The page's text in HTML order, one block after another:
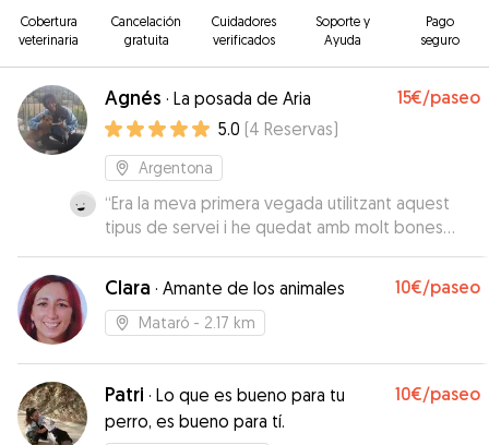
Cobertura
veterinaria
Cancelación
gratuita
Cuidadores
verificados
Soporte y
Ayuda
Pago
seguro
Agnés · La posada de Aria 15€/paseo
5.0 (4 Reservas)
Argentona
“Era la meva primera vegada utilitzant aquest
tipus de servei i he quedat amb molt bones
sensacions l’obi a tornar encantar i segur que
acabarem repetint, ja que, l’Agnes m’ha semblat
una persona super amable i m’anava enviant
videos i fotos per que veies com s’ho estava
Clara · Amante de los animales 10€/paseo
Mataró - 2.17 km
Patri · Lo que es bueno para tu
perro, es bueno para tí.
10€/paseo